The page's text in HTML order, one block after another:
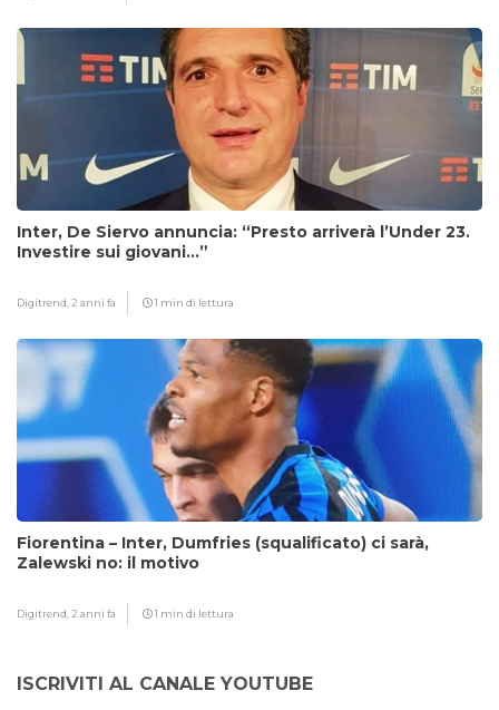
Inter, De Siervo annuncia: “Presto arriverà l’Under 23.
Investire sui giovani…”
Digitrend, 2 anni fa 1 min di lettura
Fiorentina – Inter, Dumfries (squalificato) ci sarà,
Zalewski no: il motivo
Digitrend, 2 anni fa 1 min di lettura
ISCRIVITI AL CANALE YOUTUBE